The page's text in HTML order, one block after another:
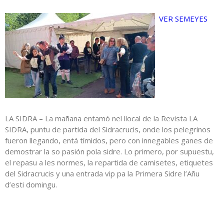
VER SEMEYES
LA SIDRA – La mañana entamó nel llocal de la Revista LA
SIDRA, puntu de partida del Sidracrucis, onde los pelegrinos
fueron llegando, entá tímidos, pero con innegables ganes de
demostrar la so pasión pola sidre. Lo primero, por supuestu,
el repasu a les normes, la repartida de camisetes, etiquetes
del Sidracrucis y una entrada vip pa la Primera Sidre l’Añu
d’esti domingu.